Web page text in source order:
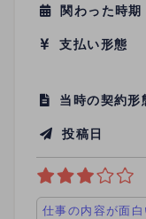
関わった時期
支払い形態
当時の契約形
投稿日
仕事の内容が面